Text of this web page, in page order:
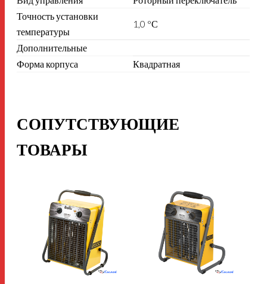
Точность установки
температуры
1,0 °С
Дополнительные
Форма корпуса
Квадратная
СОПУТСТВУЮЩИЕ
ТОВАРЫ